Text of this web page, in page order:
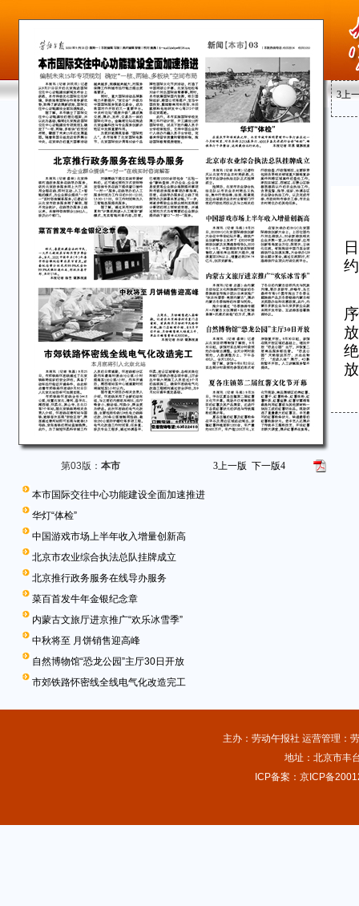
第03版： 本市 3上一版 下一版4
本市国际交往中心功能建设全面加速推进
华灯“体检”
中国游戏市场上半年收入增量创新高
北京市农业综合执法总队挂牌成立
北京推行政务服务在线导办服务
菜百首发牛年金银纪念章
内蒙古文旅厅进京推广“欢乐冰雪季”
中秋将至 月饼销售迎高峰
自然博物馆“恐龙公园”主厅30日开放
市郊铁路怀密线全线电气化改造完工
3上
主办：劳动午报社 运营管理：
地址：北京市丰
ICP备案：京ICP备